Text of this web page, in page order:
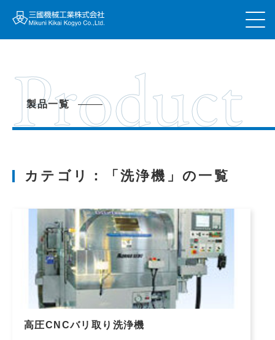
Product
製品一覧
カテゴリ：「洗浄機」の一覧
高圧CNCバリ取り洗浄機